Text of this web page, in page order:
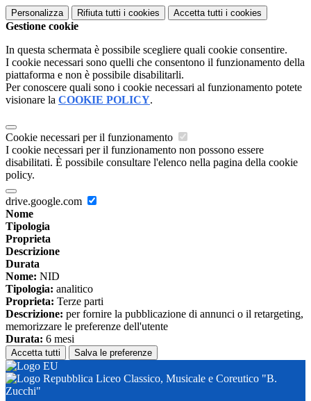
Personalizza Rifiuta tutti i cookies Accetta tutti i cookies
Gestione cookie
In questa schermata è possibile scegliere quali cookie consentire.
I cookie necessari sono quelli che consentono il funzionamento della
piattaforma e non è possibile disabilitarli.
Per conoscere quali sono i cookie necessari al funzionamento potete
visionare la COOKIE POLICY.
Cookie necessari per il funzionamento
I cookie necessari per il funzionamento non possono essere
disabilitati. È possibile consultare l'elenco nella pagina della cookie
policy.
drive.google.com
Nome
Tipologia
Proprieta
Descrizione
Durata
Nome: NID
Tipologia: analitico
Proprieta: Terze parti
Descrizione: per fornire la pubblicazione di annunci o il retargeting,
memorizzare le preferenze dell'utente
Durata: 6 mesi
Accetta tutti Salva le preferenze
Liceo Classico, Musicale e Coreutico "B.
Zucchi"